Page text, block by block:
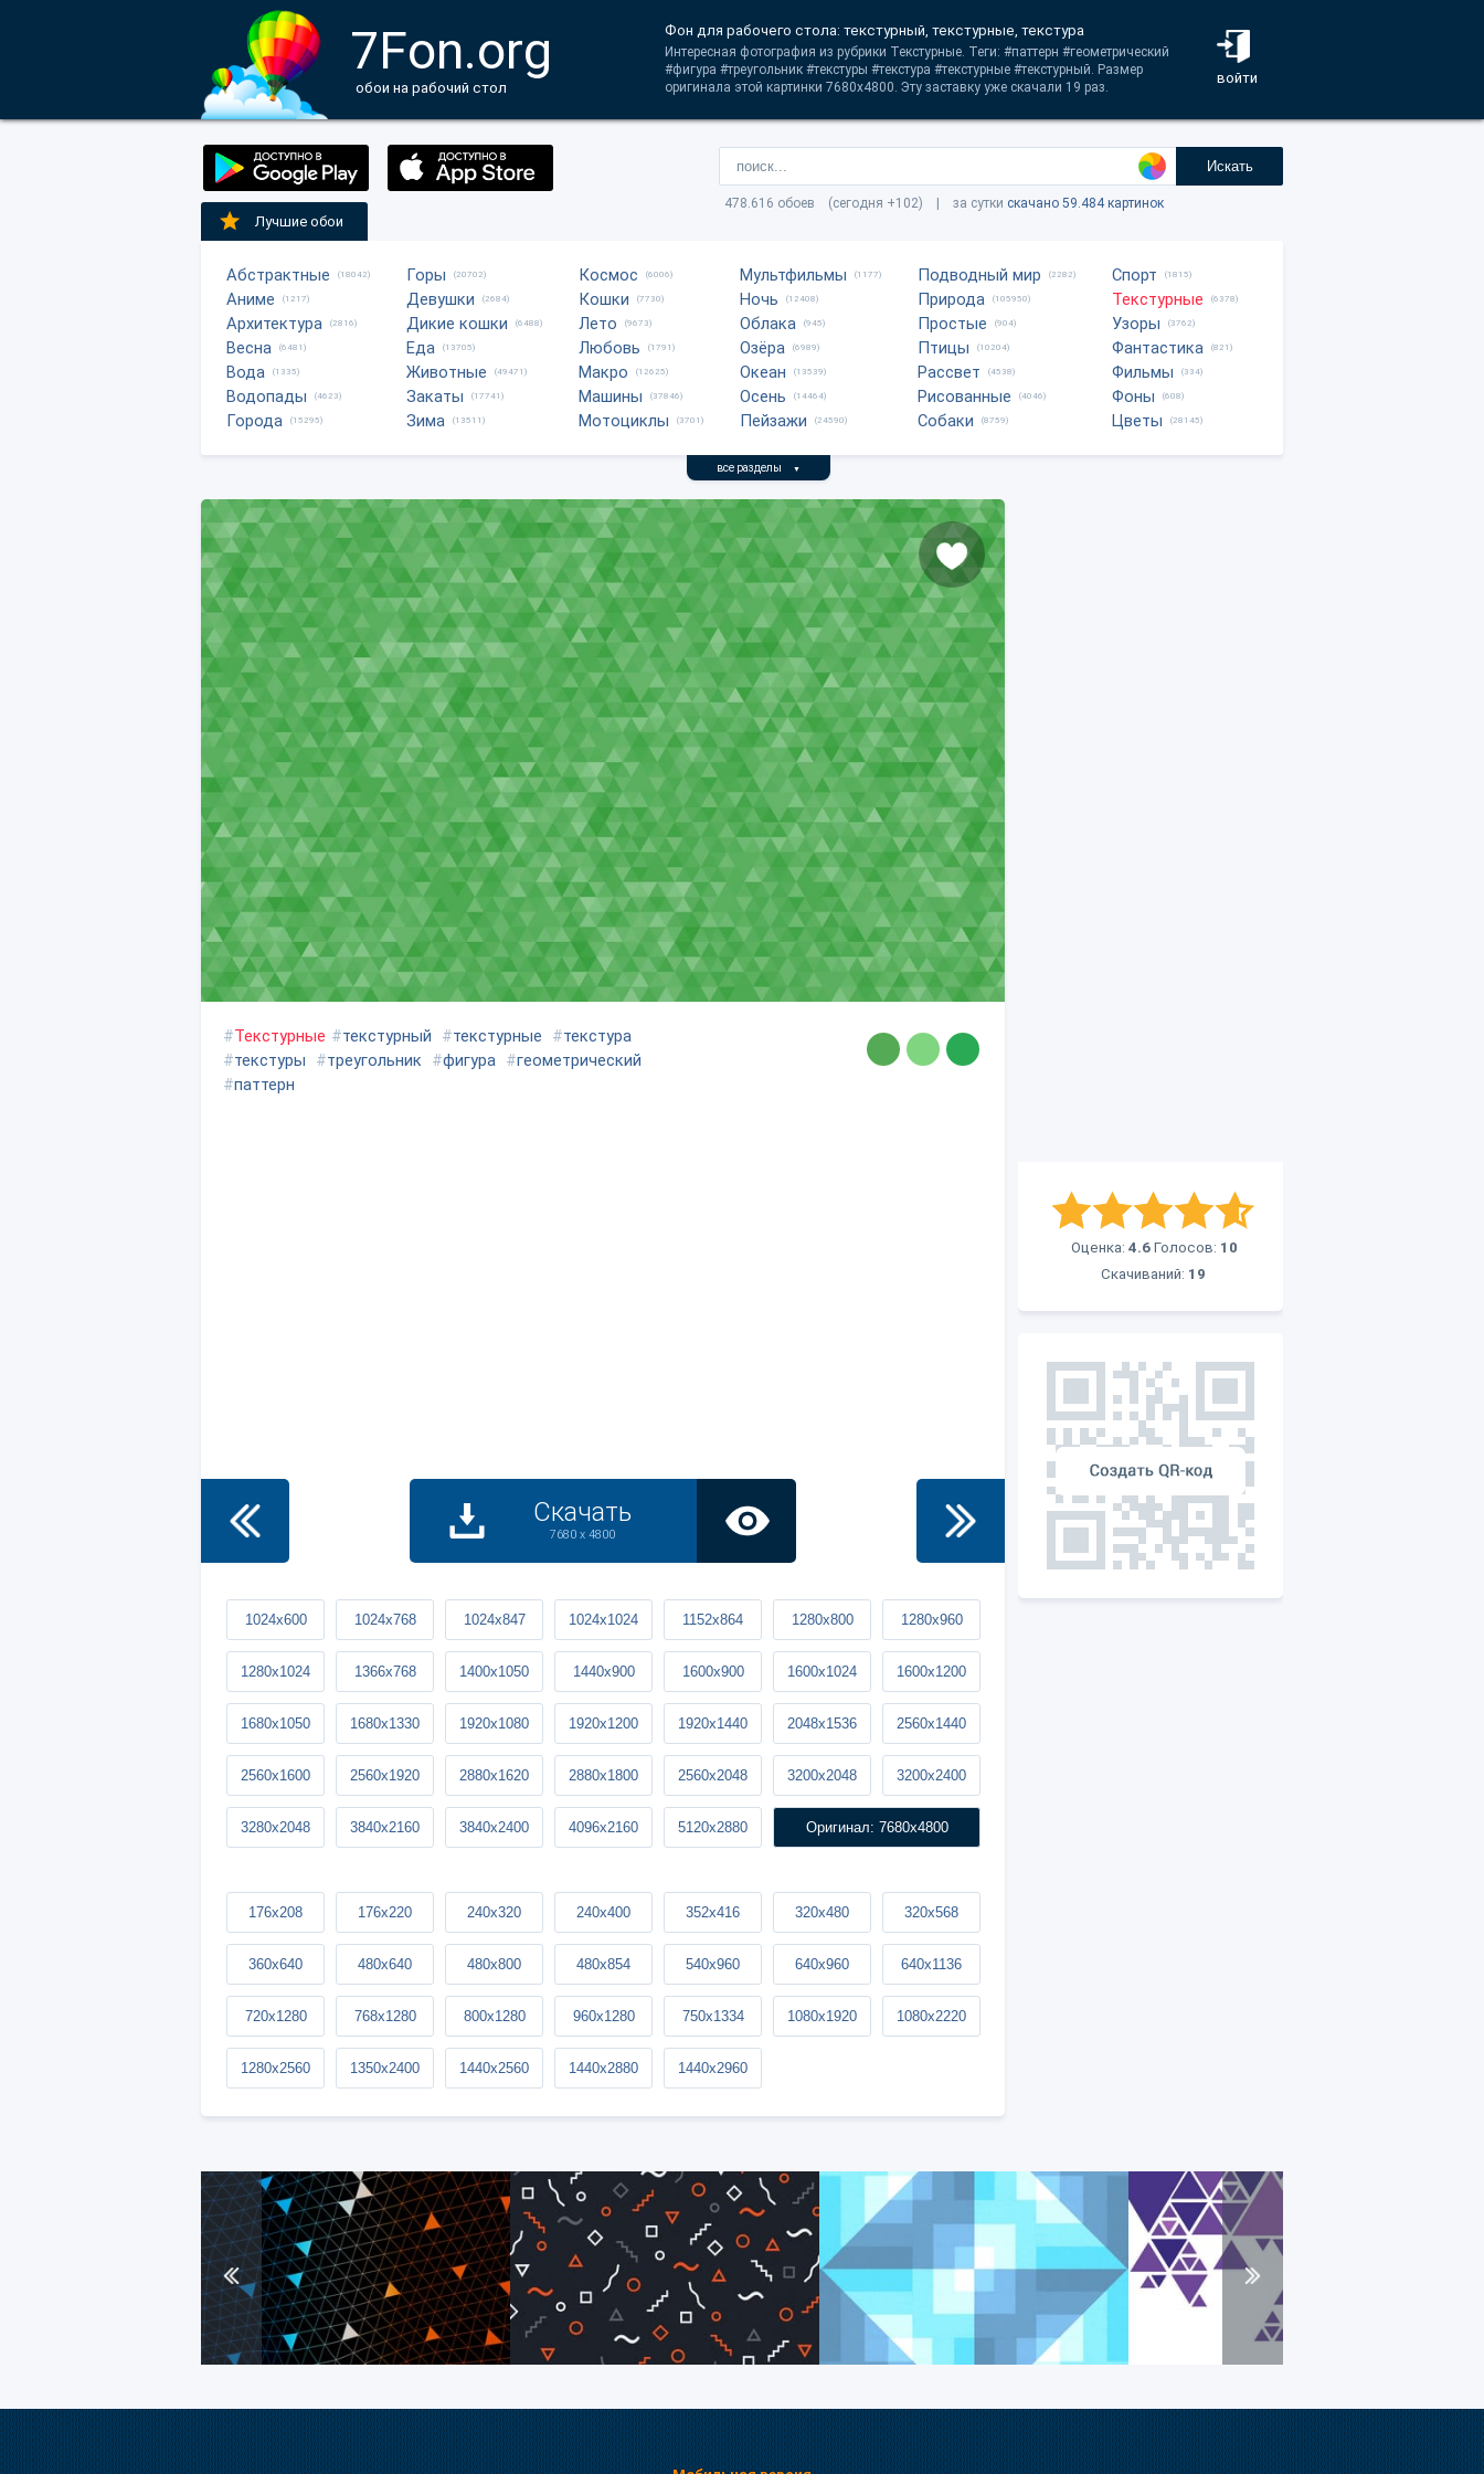
7Fon.org
обои на рабочий стол
войти
Фон для рабочего стола: текстурный, текстурные, текстура
Интересная фотография из рубрики Текстурные. Теги: #паттерн #геометрический
#фигура #треугольник #текстуры #текстура #текстурные #текстурный. Размер
оригинала этой картинки 7680x4800. Эту заставку уже скачали 19 раз.
Искать
478.616 обоев (сегодня +102) | за сутки скачано 59.484 картинок
Лучшие обои
Абстрактные (18042)
Аниме (1217)
Архитектура (2816)
Весна (6481)
Вода (1335)
Водопады (4623)
Города (15295)
Горы (20702)
Девушки (2684)
Дикие кошки (6488)
Еда (13705)
Животные (49471)
Закаты (17741)
Зима (13511)
Космос (6006)
Кошки (7730)
Лето (9673)
Любовь (1791)
Макро (12625)
Машины (37846)
Мотоциклы (3701)
Мультфильмы (1177)
Ночь (12408)
Облака (945)
Озёра (6989)
Океан (13539)
Осень (14464)
Пейзажи (24590)
Подводный мир (2282)
Природа (105950)
Простые (904)
Птицы (10204)
Рассвет (4538)
Рисованные (4046)
Собаки (8759)
Спорт (1815)
Текстурные (6378)
Узоры (3762)
Фантастика (821)
Фильмы (334)
Фоны (608)
Цветы (28145)
все разделы ▼
Оценка: 4.6 Голосов: 10
Скачиваний: 19
#Текстурные #текстурный #текстурные #текстура
#текстуры #треугольник #фигура #геометрический
#паттерн
Скачать
7680 x 4800
1024x600 1024x768 1024x847 1024x1024 1152x864 1280x800 1280x960
1280x1024 1366x768 1400x1050 1440x900 1600x900 1600x1024 1600x1200
1680x1050 1680x1330 1920x1080 1920x1200 1920x1440 2048x1536 2560x1440
2560x1600 2560x1920 2880x1620 2880x1800 2560x2048 3200x2048 3200x2400
3280x2048 3840x2160 3840x2400 4096x2160 5120x2880 Оригинал: 7680x4800
176x208 176x220 240x320 240x400 352x416 320x480 320x568
360x640 480x640 480x800 480x854 540x960 640x960 640x1136
720x1280 768x1280 800x1280 960x1280 750x1334 1080x1920 1080x2220
1280x2560 1350x2400 1440x2560 1440x2880 1440x2960